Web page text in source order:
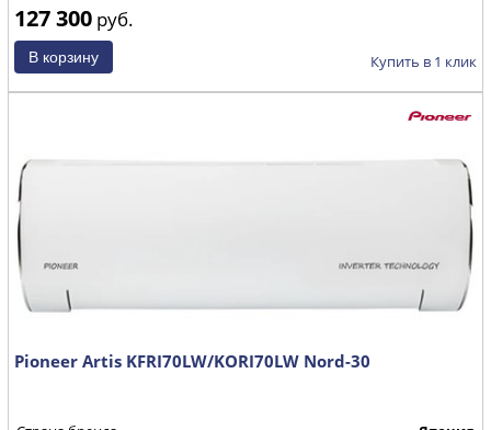
127 300 руб.
Купить в 1 клик
Pioneer Artis KFRI70LW/KORI70LW Nord-30